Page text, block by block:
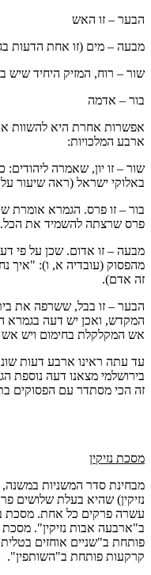
הבער – זו האש
מבעה – מים (זו אחת הדעות
שור – רוח, המזיק היחיד שיש
בור – אדמה
אפשרות אחרת היא להשוות
ארבע המלכויות:
שור – זו יון, שאמרה
באלוקי ישראל (ראה שיעור על
בור – זו פרס. הגמרא אומרת
פרס שרצתה להשמיד את הכל.
מבעה – זו אדום. שכן על פי
מהפסוק (עובדיה א, ו): "איך
זה אדם).
הבער – זו בבל, ששרפה את
המקדש, ואכן יש דעה
אש המקלקלת בחימום ויש
עד עתה ראינו ארבע דעות
בירושלמי מצאנו דעה נוספת
זה הכי מסתדר עם הפסוקים
מסכת נזיקין
מבחינת סדר המשניות
נזיקין) שהיא בעלת שלושים
עשרה פרקים כל אחת. מסכת
ב"ארבעה אבות נזיקין".
פותחת ב"שניים אוחזים
קרקעות פותחת ב"השותפין".